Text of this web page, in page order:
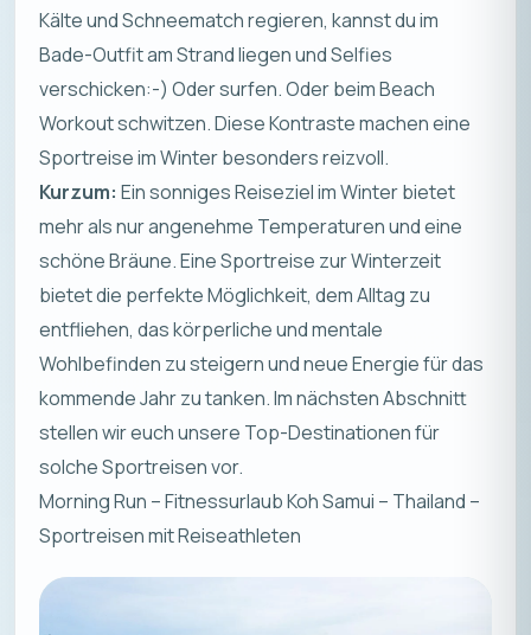
Kälte und Schneematch regieren, kannst du im
Bade-Outfit am Strand liegen und Selfies
verschicken:-) Oder surfen. Oder beim Beach
Workout schwitzen. Diese Kontraste machen eine
Sportreise im Winter besonders reizvoll.
Kurzum: Ein sonniges Reiseziel im Winter bietet
mehr als nur angenehme Temperaturen und eine
schöne Bräune. Eine Sportreise zur Winterzeit
bietet die perfekte Möglichkeit, dem Alltag zu
entfliehen, das körperliche und mentale
Wohlbefinden zu steigern und neue Energie für das
kommende Jahr zu tanken. Im nächsten Abschnitt
stellen wir euch unsere Top-Destinationen für
solche Sportreisen vor.
Morning Run – Fitnessurlaub Koh Samui – Thailand –
Sportreisen mit Reiseathleten